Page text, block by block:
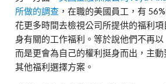
所做的調查 ，在職的美國員工，有 56%
花更多時間去檢視公司所提供的福利
身有關的工作福利。等於說他們不再以
而是更會為自己的權利挺身而出，主
其他福利選擇方案。